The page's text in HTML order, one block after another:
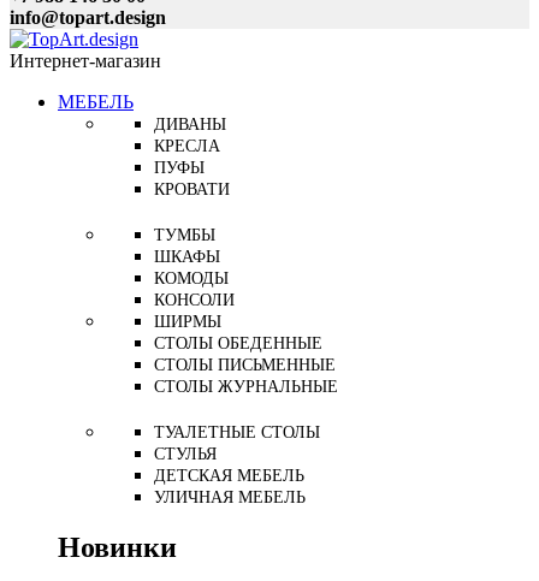
info@topart.design
Интернет-магазин
МЕБЕЛЬ
ДИВАНЫ
КРЕСЛА
ПУФЫ
КРОВАТИ
ТУМБЫ
ШКАФЫ
КОМОДЫ
КОНСОЛИ
ШИРМЫ
СТОЛЫ ОБЕДЕННЫЕ
СТОЛЫ ПИСЬМЕННЫЕ
СТОЛЫ ЖУРНАЛЬНЫЕ
ТУАЛЕТНЫЕ СТОЛЫ
СТУЛЬЯ
ДЕТСКАЯ МЕБЕЛЬ
УЛИЧНАЯ МЕБЕЛЬ
Новинки